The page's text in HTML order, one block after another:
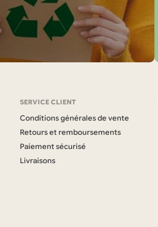
SERVICE CLIENT
Conditions générales de vente
Retours et remboursements
Paiement sécurisé
Livraisons